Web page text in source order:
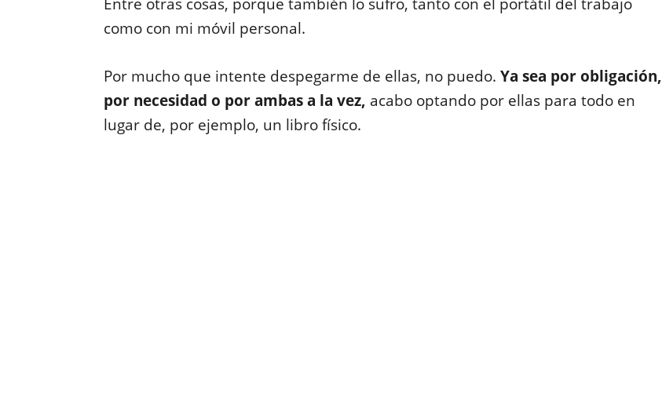
como con mi móvil personal.
Por mucho que intente despegarme de ellas, no puedo. Ya sea por obligación,
por necesidad o por ambas a la vez, acabo optando por ellas para todo en
lugar de, por ejemplo, un libro físico.